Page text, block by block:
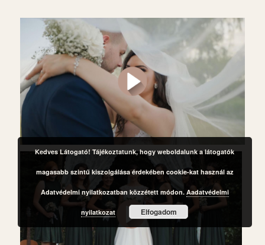
Kedves Látogató! Tájékoztatunk, hogy weboldalunk a látogatók
magasabb szintű kiszolgálása érdekében cookie-kat használ az
Adatvédelmi nyilatkozatban közzétett módon. Aadatvédelmi
nyilatkozat Elfogadom